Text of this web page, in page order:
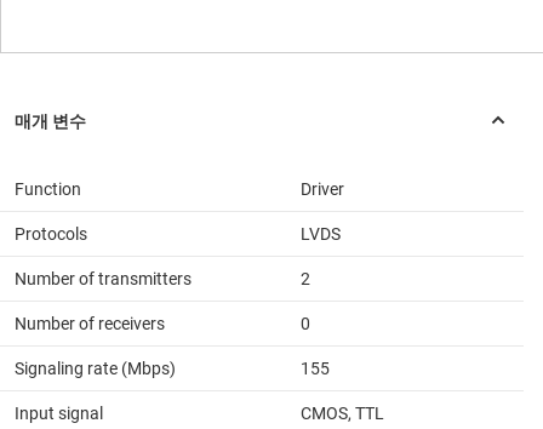
Function Driver
Protocols LVDS
Number of transmitters 2
Number of receivers 0
Signaling rate (Mbps) 155
Input signal CMOS, TTL